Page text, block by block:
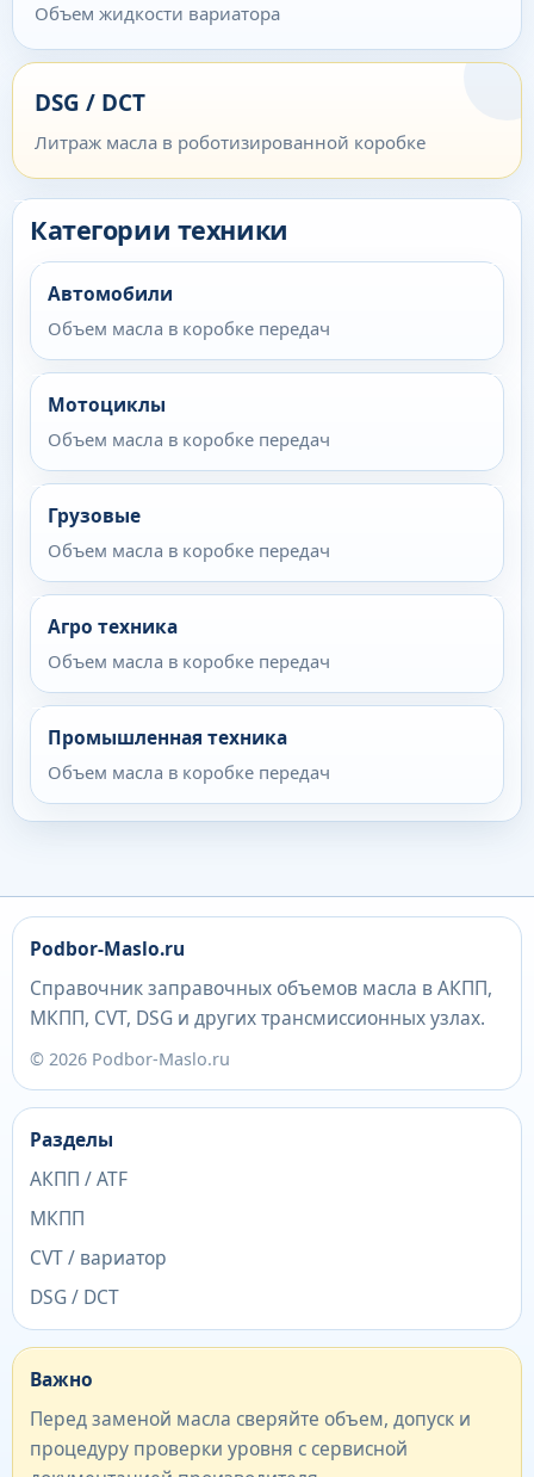
Объем жидкости вариатора
DSG / DCT
Литраж масла в роботизированной коробке
Категории техники
Автомобили
Объем масла в коробке передач
Мотоциклы
Объем масла в коробке передач
Грузовые
Объем масла в коробке передач
Агро техника
Объем масла в коробке передач
Промышленная техника
Объем масла в коробке передач
Podbor-Maslo.ru
Справочник заправочных объемов масла в АКПП,
МКПП, CVT, DSG и других трансмиссионных узлах.
© 2026 Podbor-Maslo.ru
Разделы
АКПП / ATF
МКПП
CVT / вариатор
DSG / DCT
Важно
Перед заменой масла сверяйте объем, допуск и
процедуру проверки уровня с сервисной